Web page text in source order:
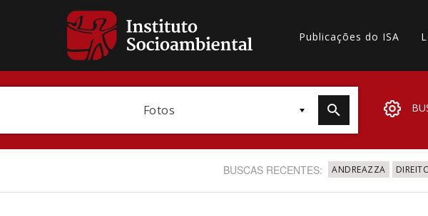
Publicações do ISA
Fotos
BUSCAS RECENTES: ANDREAZZA